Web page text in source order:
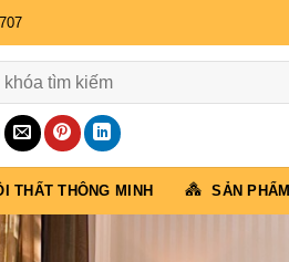
THẤT THÔNG MINH SẢN PHẨM